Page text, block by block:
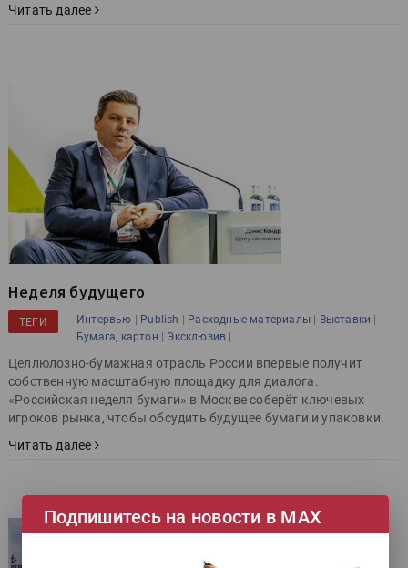
Читать далее
Неделя будущего
ТЕГИ Интервью | Publish | Расходные материалы | Выставки |
Бумага, картон | Эксклюзив |
Целлюлозно-бумажная отрасль России впервые получит
собственную масштабную площадку для диалога.
«Российская неделя бумаги» в Москве соберёт ключевых
игроков рынка, чтобы обсудить будущее бумаги и упаковки.
Читать далее
Подпишитесь на новости в МАХ